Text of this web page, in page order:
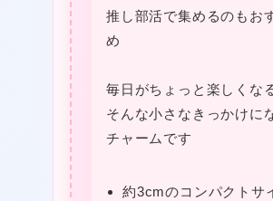
推し部活で集めるのもお
め
毎日がちょっと楽しくな
そんな小さなきっかけに
チャームです
約3cmのコンパクトサ